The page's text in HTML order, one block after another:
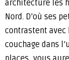
architecture les
Nord. D’où ses
contrastent avec
couchage dans